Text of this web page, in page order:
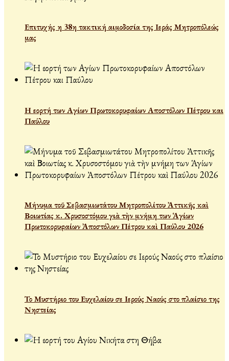
Επιτυχής η 38η τακτική αιμοδοσία της Ιεράς Μητροπόλεώς
μας
Η εορτή των Αγίων Πρωτοκορυφαίων Αποστόλων Πέτρου και
Παύλου
Μήνυμα τοῦ Σεβασμιωτάτου Μητροπολίτου Ἀττικῆς καὶ
Βοιωτίας κ. Χρυσοστόμου γιὰ τὴν μνήμη των Ἁγίων
Πρωτοκορυφαίων Ἀποστόλων Πέτρου καὶ Παύλου 2026
Το Μυστήριο του Ευχελαίου σε Ιερούς Ναούς στο πλαίσιο της
Νηστείας